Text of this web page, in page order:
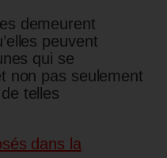
demeurent
peuvent
qui se
non pas seulement
telles
dans la